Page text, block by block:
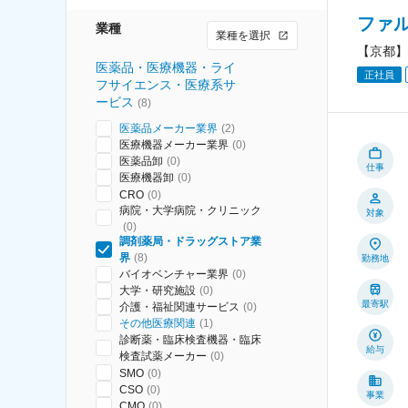
業種 業種を選択
医薬品・医療機器・ライ
フサイエンス・医療系サ
ービス (8)
医薬品メーカー業界 (2)
医療機器メーカー業界 (0)
医薬品卸 (0)
医療機器卸 (0)
CRO (0)
病院・大学病院・クリニック
(0)
調剤薬局・ドラッグストア業
界 (8)
バイオベンチャー業界 (0)
大学・研究施設 (0)
介護・福祉関連サービス (0)
その他医療関連 (1)
診断薬・臨床検査機器・臨床
検査試薬メーカー (0)
SMO (0)
CSO (0)
ファ
【京都
正社員
仕事
対象
勤務地
最寄駅
給与
事業